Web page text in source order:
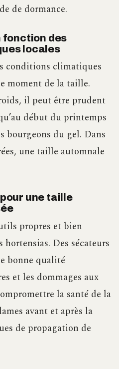
de dormance.
fonction des
locales
conditions climatiques
moment de la taille.
il peut être prudent
début du printemps
bourgeons du gel. Dans
une taille automnale
une taille
propres et bien
Des sécateurs
bonne qualité
et les dommages aux
la santé de la
avant et après la
de propagation de